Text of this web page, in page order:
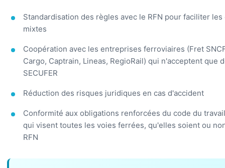
Standardisation des règles avec le RFN pour faciliter
mixtes
Coopération avec les entreprises ferroviaires (Fret
Cargo, Captrain, Lineas, RegioRail) qui n'acceptent que
SECUFER
Réduction des risques juridiques en cas d'accident
Conformité aux obligations renforcées du code du
qui visent toutes les voies ferrées, qu'elles soient ou
RFN